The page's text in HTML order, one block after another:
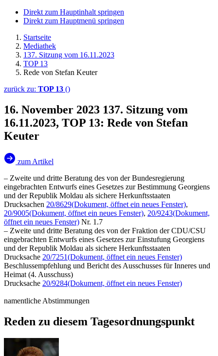
Direkt zum Hauptinhalt springen
Direkt zum Hauptmenü springen
Startseite
Mediathek
137. Sitzung vom 16.11.2023
TOP 13
Rede von Stefan Keuter
zurück zu: TOP 13 ()
16. November 2023 137. Sitzung vom
16.11.2023, TOP 13: Rede von Stefan
Keuter
zum Artikel
– Zweite und dritte Beratung des von der Bundesregierung
eingebrachten Entwurfs eines Gesetzes zur Bestimmung Georgiens
und der Republik Moldau als sichere Herkunftsstaaten
Drucksachen 20/8629(Dokument, öffnet ein neues Fenster),
20/9005(Dokument, öffnet ein neues Fenster), 20/9243(Dokument,
öffnet ein neues Fenster) Nr. 1.7
– Zweite und dritte Beratung des von der Fraktion der CDU/CSU
eingebrachten Entwurfs eines Gesetzes zur Einstufung Georgiens
und der Republik Moldau als sichere Herkunftsstaaten
Drucksache 20/7251(Dokument, öffnet ein neues Fenster)
Beschlussempfehlung und Bericht des Ausschusses für Inneres und
Heimat (4. Ausschuss)
Drucksache 20/9284(Dokument, öffnet ein neues Fenster)
namentliche Abstimmungen
Reden zu diesem Tagesordnungspunkt